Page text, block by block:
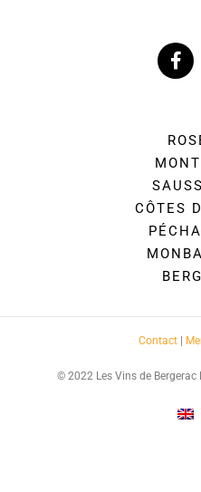
CÔTES
Contact|
© 2022 Les Vins de Bergerac